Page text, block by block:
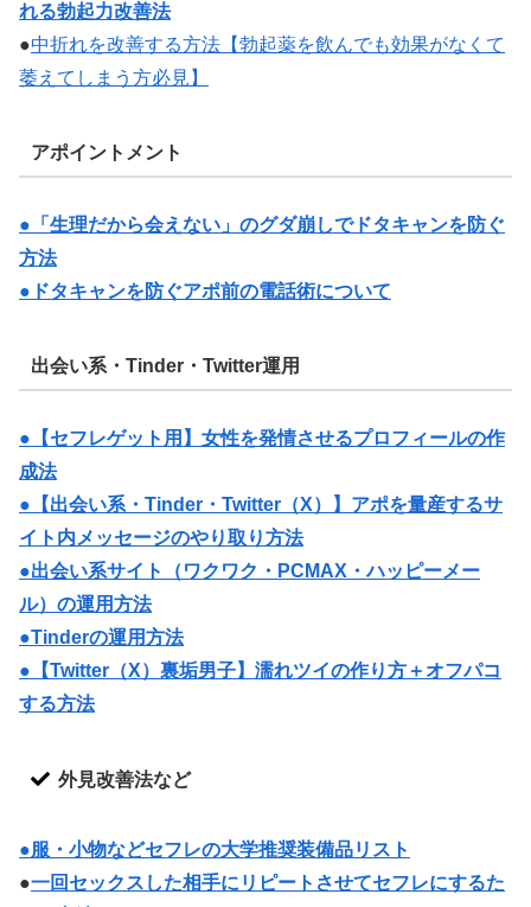
れる勃起力改善法
●中折れを改善する方法【勃起薬を飲んでも効果がなくて
萎えてしまう方必見】
アポイントメント
●「生理だから会えない」のグダ崩しでドタキャンを防ぐ
方法
●ドタキャンを防ぐアポ前の電話術について
出会い系・Tinder・Twitter運用
●【セフレゲット用】女性を発情させるプロフィールの作
成法
●【出会い系・Tinder・Twitter（X）】アポを量産するサ
イト内メッセージのやり取り方法
●出会い系サイト（ワクワク・PCMAX・ハッピーメー
ル）の運用方法
●Tinderの運用方法
●【Twitter（X）裏垢男子】濡れツイの作り方＋オフパコ
する方法
外見改善法など
●服・小物などセフレの大学推奨装備品リスト
●一回セックスした相手にリピートさせてセフレにするた